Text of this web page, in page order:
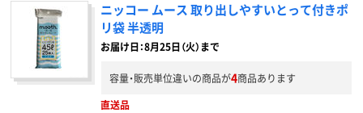
ニッコー ムース 取り出しやすいとって付きポ
リ袋 半透明
お届け日：8月25日（火）まで
容量・販売単位違いの商品が4商品あります
直送品